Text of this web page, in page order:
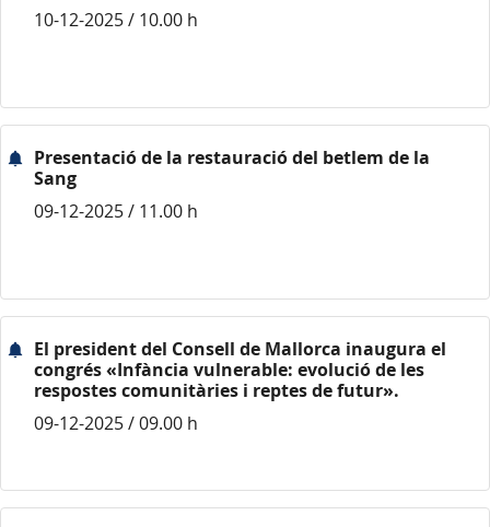
10-12-2025 / 10.00 h
Presentació de la restauració del betlem de la
Sang
09-12-2025 / 11.00 h
El president del Consell de Mallorca inaugura el
congrés «Infància vulnerable: evolució de les
respostes comunitàries i reptes de futur».
09-12-2025 / 09.00 h